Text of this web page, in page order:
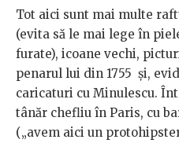
Tot aici sunt mai multe
(evita să le mai lege în
furate), icoane vechi,
penarul lui din 1755 și,
caricaturi cu Minulescu.
tânăr chefliu în Paris, cu
(„avem aici un